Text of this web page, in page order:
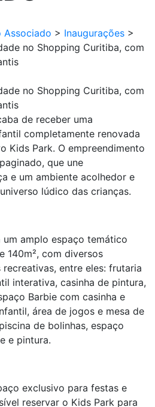
Associado > Inaugurações >
no Shopping Curitiba, com
no Shopping Curitiba, com
de receber uma
completamente renovada
Kids Park. O empreendimento
que une
e um ambiente acolhedor e
lúdico das crianças.
amplo espaço temático
140m², com diversos
entre eles: frutaria
interativa, casinha de pintura,
Barbie com casinha e
área de jogos e mesa de
de bolinhas, espaço
e pintura.
exclusivo para festas e
reservar o Kids Park para